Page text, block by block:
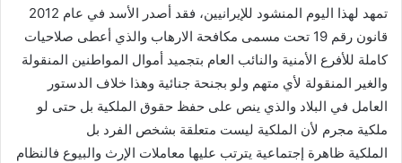
تمهد لهذا اليوم المنشود للإيرانيين، فقد أصدر الأسد في عام 2012
قانون رقم 19 تحت مسمى مكافحة الارهاب والذي أعطى صلاحيات
كاملة للأفرع الأمنية والنائب العام بتجميد أموال المواطنين المنقولة
والغير المنقولة لأي متهم ولو بجنحة جنائية وهذا خلاف الدستور
العامل في البلاد والذي ينص على حفظ حقوق الملكية بل حتى لو
ملكية مجرم لأن الملكية ليست متعلقة بشخص الفرد بل
الملكية ظاهرة إجتماعية يترتب عليها معاملات الإرث والبيوع فالنظام